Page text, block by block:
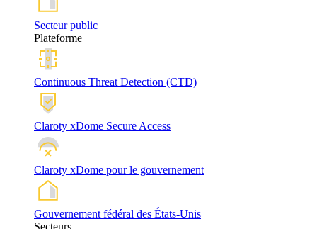
Secteur public
Plateforme
Continuous Threat Detection (CTD)
Claroty xDome Secure Access
Claroty xDome pour le gouvernement
Gouvernement fédéral des États-Unis
Secteurs